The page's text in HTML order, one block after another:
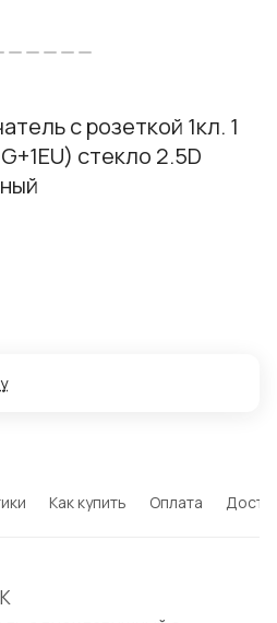
с розеткой 1кл. 1
стекло 2.5D
Как купить Оплата